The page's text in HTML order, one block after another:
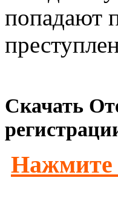
попадают
Скачать
Нажмите